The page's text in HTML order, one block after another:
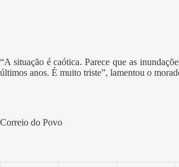
“A situação é caótica. Parece que as
últimos anos. É muito triste”, lamentou o
Correio do Povo